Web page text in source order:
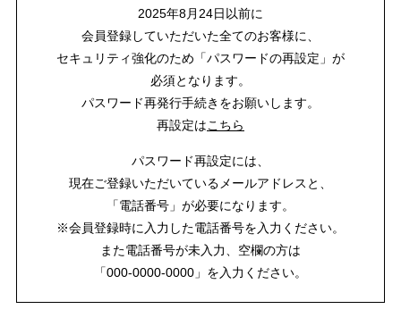
2025年8月24日以前に
会員登録していただいた全てのお客様に、
セキュリティ強化のため「パスワードの再設定」が
必須となります。
パスワード再発行手続きをお願いします。
再設定はこちら
パスワード再設定には、
現在ご登録いただいているメールアドレスと、
「電話番号」が必要になります。
※会員登録時に入力した電話番号を入力ください。
また電話番号が未入力、空欄の方は
「000-0000-0000」を入力ください。